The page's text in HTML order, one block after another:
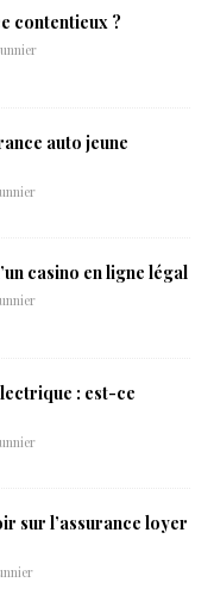
contentieux ?
auto jeune
casino en ligne légal
: est-ce
sur l’assurance loyer